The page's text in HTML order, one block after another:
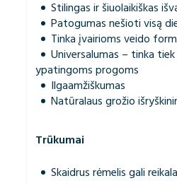
Stilingas ir šiuolaikiškas
Patogumas nešioti visą
Tinka įvairioms veido
Universalumas – tinka
ypatingoms progoms
Ilgaamžiškumas
Natūralaus grožio
Trūkumai
Skaidrus rėmelis gali